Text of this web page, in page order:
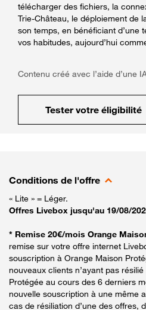
télécharger des fichiers, la
Trie-Château, le déploiement de
son temps, en bénéficiant d’une
vos habitudes, aujourd’hui
Contenu créé avec l’aide d’une
Tester votre éligibilité
Conditions de l'offre
« Lite » = Léger.
Offres Livebox jusqu'au 19/08/
* Remise 20€/mois Orange
remise sur votre offre internet
souscription à Orange Maison
nouveaux clients n’ayant pas
Protégée au cours des 6 derniers
nouvelle souscription à une même
cas de résiliation d’une des offres,